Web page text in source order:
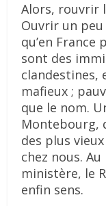
Alors, rouvrir
Ouvrir un
qu’en France
sont des
clandestines,
mafieux ;
que le nom.
Montebourg,
des plus
chez nous.
ministère, le
enfin sens.